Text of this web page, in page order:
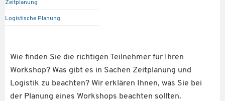
Zeitplanung
Logistische Planung
Wie finden Sie die richtigen Teilnehmer für Ihren
Workshop? Was gibt es in Sachen Zeitplanung und
Logistik zu beachten? Wir erklären Ihnen, was Sie bei
der Planung eines Workshops beachten sollten.